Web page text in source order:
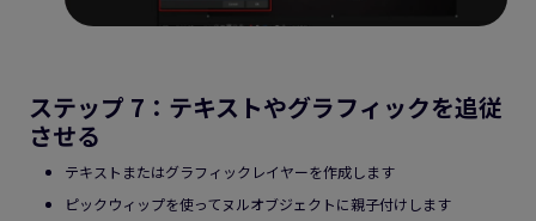
ステップ 7：テキストやグラフィックを追従
させる
テキストまたはグラフィックレイヤーを作成します
ピックウィップを使ってヌルオブジェクトに親子付けします